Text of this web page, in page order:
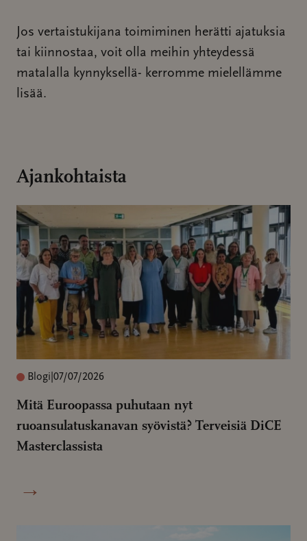
Jos vertaistukijana toimiminen herätti ajatuksia
tai kiinnostaa, voit olla meihin yhteydessä
matalalla kynnyksellä- kerromme mielellämme
lisää.
Ajankohtaista
Blogi 07/07/2026
Mitä Euroopassa puhutaan nyt
ruoansulatuskanavan syövistä? Terveisiä DiCE
Masterclassista
→